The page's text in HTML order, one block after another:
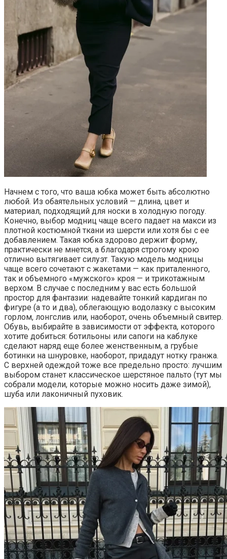
Начнем с того, что ваша юбка может быть абсолютно
любой. Из обаятельных условий — длина, цвет и
материал, подходящий для носки в холодную погоду.
Конечно, выбор модниц чаще всего падает на макси из
плотной костюмной ткани из шерсти или хотя бы с ее
добавлением. Такая юбка здорово держит форму,
практически не мнется, а благодаря строгому крою
отлично вытягивает силуэт. Такую модель модницы
чаще всего сочетают с жакетами — как приталенного,
так и объемного «мужского» кроя — и трикотажным
верхом. В случае с последним у вас есть большой
простор для фантазии: надевайте тонкий кардиган по
фигуре (а то и два), облегающую водолазку с высоким
горлом, лонгслив или, наоборот, очень объемный свитер.
Обувь, выбирайте в зависимости от эффекта, которого
хотите добиться: ботильоны или сапоги на каблуке
сделают наряд еще более женственным, а грубые
ботинки на шнуровке, наоборот, придадут нотку гранжа.
С верхней одеждой тоже все предельно просто: лучшим
выбором станет классическое шерстяное пальто (тут мы
собрали модели, которые можно носить даже зимой),
шуба или лаконичный пуховик.